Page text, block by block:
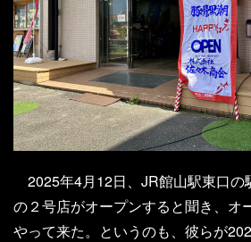
2025年4月12日、JR館山駅東口の
の２号店がオープンすると聞き、オ
やって来た。というのも、彼らが